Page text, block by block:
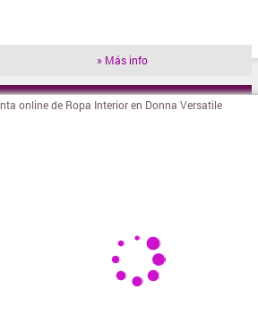
» Más info
» Visitar tienda